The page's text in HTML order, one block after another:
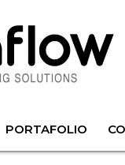
PORTAFOLIO